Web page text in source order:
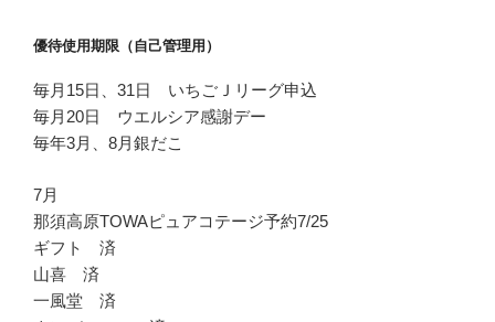
優待使用期限（自己管理用）
毎月15日、31日 いちごＪリーグ申込
毎月20日 ウエルシア感謝デー
毎年3月、8月銀だこ
7月
那須高原TOWAピュアコテージ予約7/25
ギフト 済
山喜 済
一風堂 済